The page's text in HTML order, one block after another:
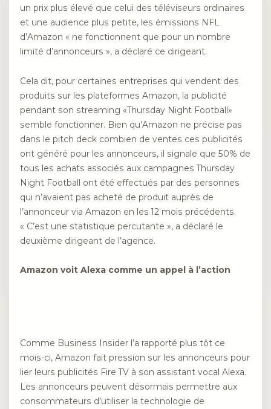
un prix plus élevé que celui des téléviseurs ordinaires
et une audience plus petite, les émissions NFL
d’Amazon « ne fonctionnent que pour un nombre
limité d’annonceurs », a déclaré ce dirigeant.
Cela dit, pour certaines entreprises qui vendent des
produits sur les plateformes Amazon, la publicité
pendant son streaming «Thursday Night Football»
semble fonctionner. Bien qu’Amazon ne précise pas
dans le pitch deck combien de ventes ces publicités
ont généré pour les annonceurs, il signale que 50% de
tous les achats associés aux campagnes Thursday
Night Football ont été effectués par des personnes
qui n’avaient pas acheté de produit auprès de
l’annonceur via Amazon en les 12 mois précédents.
« C’est une statistique percutante », a déclaré le
deuxième dirigeant de l’agence.
Amazon voit Alexa comme un appel à l’action
Comme Business Insider l’a rapporté plus tôt ce
mois-ci, Amazon fait pression sur les annonceurs pour
lier leurs publicités Fire TV à son assistant vocal Alexa.
Les annonceurs peuvent désormais permettre aux
consommateurs d’utiliser la technologie de